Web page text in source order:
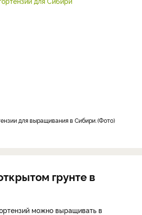
для выращивания в Сибири. Фото
грунте в
можно выращивать в